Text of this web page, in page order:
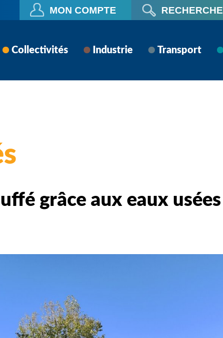
MON COMPTE RECHERCHE
Collectivités Industrie Transport
grâce aux eaux usées